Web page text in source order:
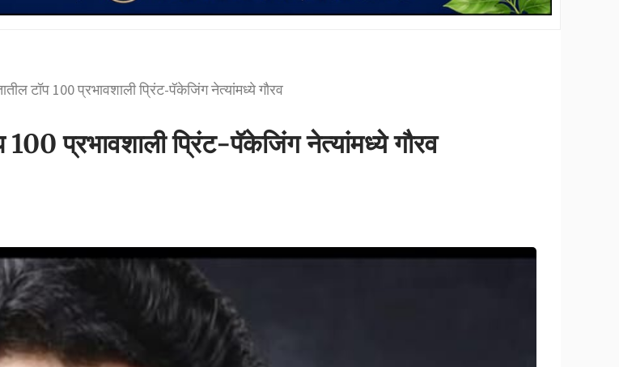
टॉप 100 प्रभावशाली प्रिंट-पॅकेजिंग नेत्यांमध्ये गौरव
100 प्रभावशाली प्रिंट-पॅकेजिंग नेत्यांमध्ये गौरव